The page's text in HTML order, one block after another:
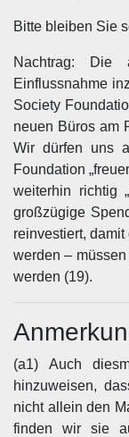
Bitte bleiben Sie
Nachtrag: Die
Einflussnahme
Society
neuen Büros am
Wir dürfen uns
Foundation
weiterhin richtig
großzügige
reinvestiert,
werden – müssen
werden (19).
(a1) Auch
hinzuweisen,
nicht allein den
finden wir sie